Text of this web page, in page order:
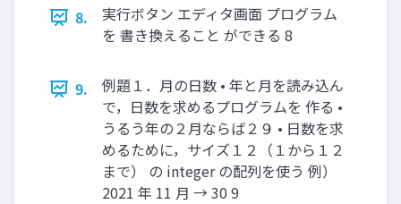
8.
実行ボタン エディタ画面 プログラム
を 書き換えること ができる 8
9.
例題１．月の日数 • 年と月を読み込ん
で，日数を求めるプログラムを 作る •
うるう年の２月ならば２９ • 日数を求
めるために，サイズ１２（１から１２
まで） の integer の配列を使う 例）
2021 年 11 月 → 30 9